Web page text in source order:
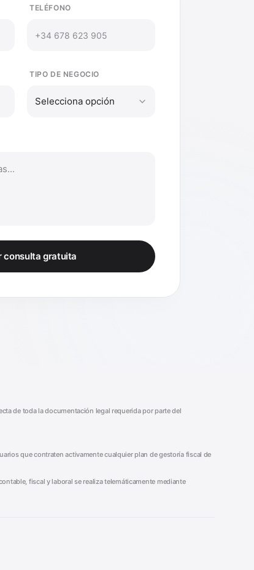
TELÉFONO
TIPO DE NEGOCIO
Selecciona opción
consulta gratuita
de toda la documentación legal requerida por parte del
que contraten activamente cualquier plan de gestoría fiscal de
fiscal y laboral se realiza telemáticamente mediante